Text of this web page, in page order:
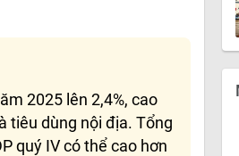
2025 lên 2,4%, cao
tiêu dùng nội địa. Tổng
quý IV có thể cao hơn